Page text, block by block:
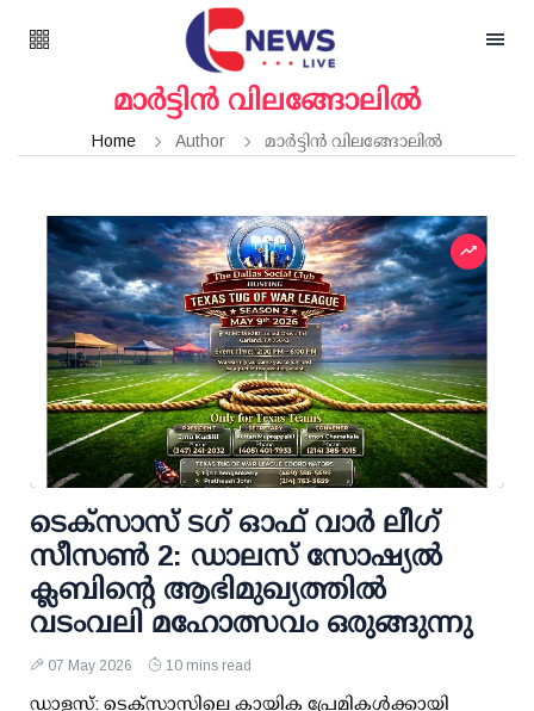
മാർട്ടിൻ വിലങ്ങോലിൽ
Home Author മാർട്ടിൻ വിലങ്ങോലിൽ
ടെക്സാസ് ടഗ് ഓഫ് വാർ ലീഗ്
സീസൺ 2: ഡാലസ് സോഷ്യൽ
ക്ലബിന്റെ ആഭിമുഖ്യത്തിൽ
വടംവലി മഹോത്സവം ഒരുങ്ങുന്നു
07 May 2026 10 mins read
ഡാളസ്: ടെക്സാസിലെ കായിക പ്രേമികൾക്കായി